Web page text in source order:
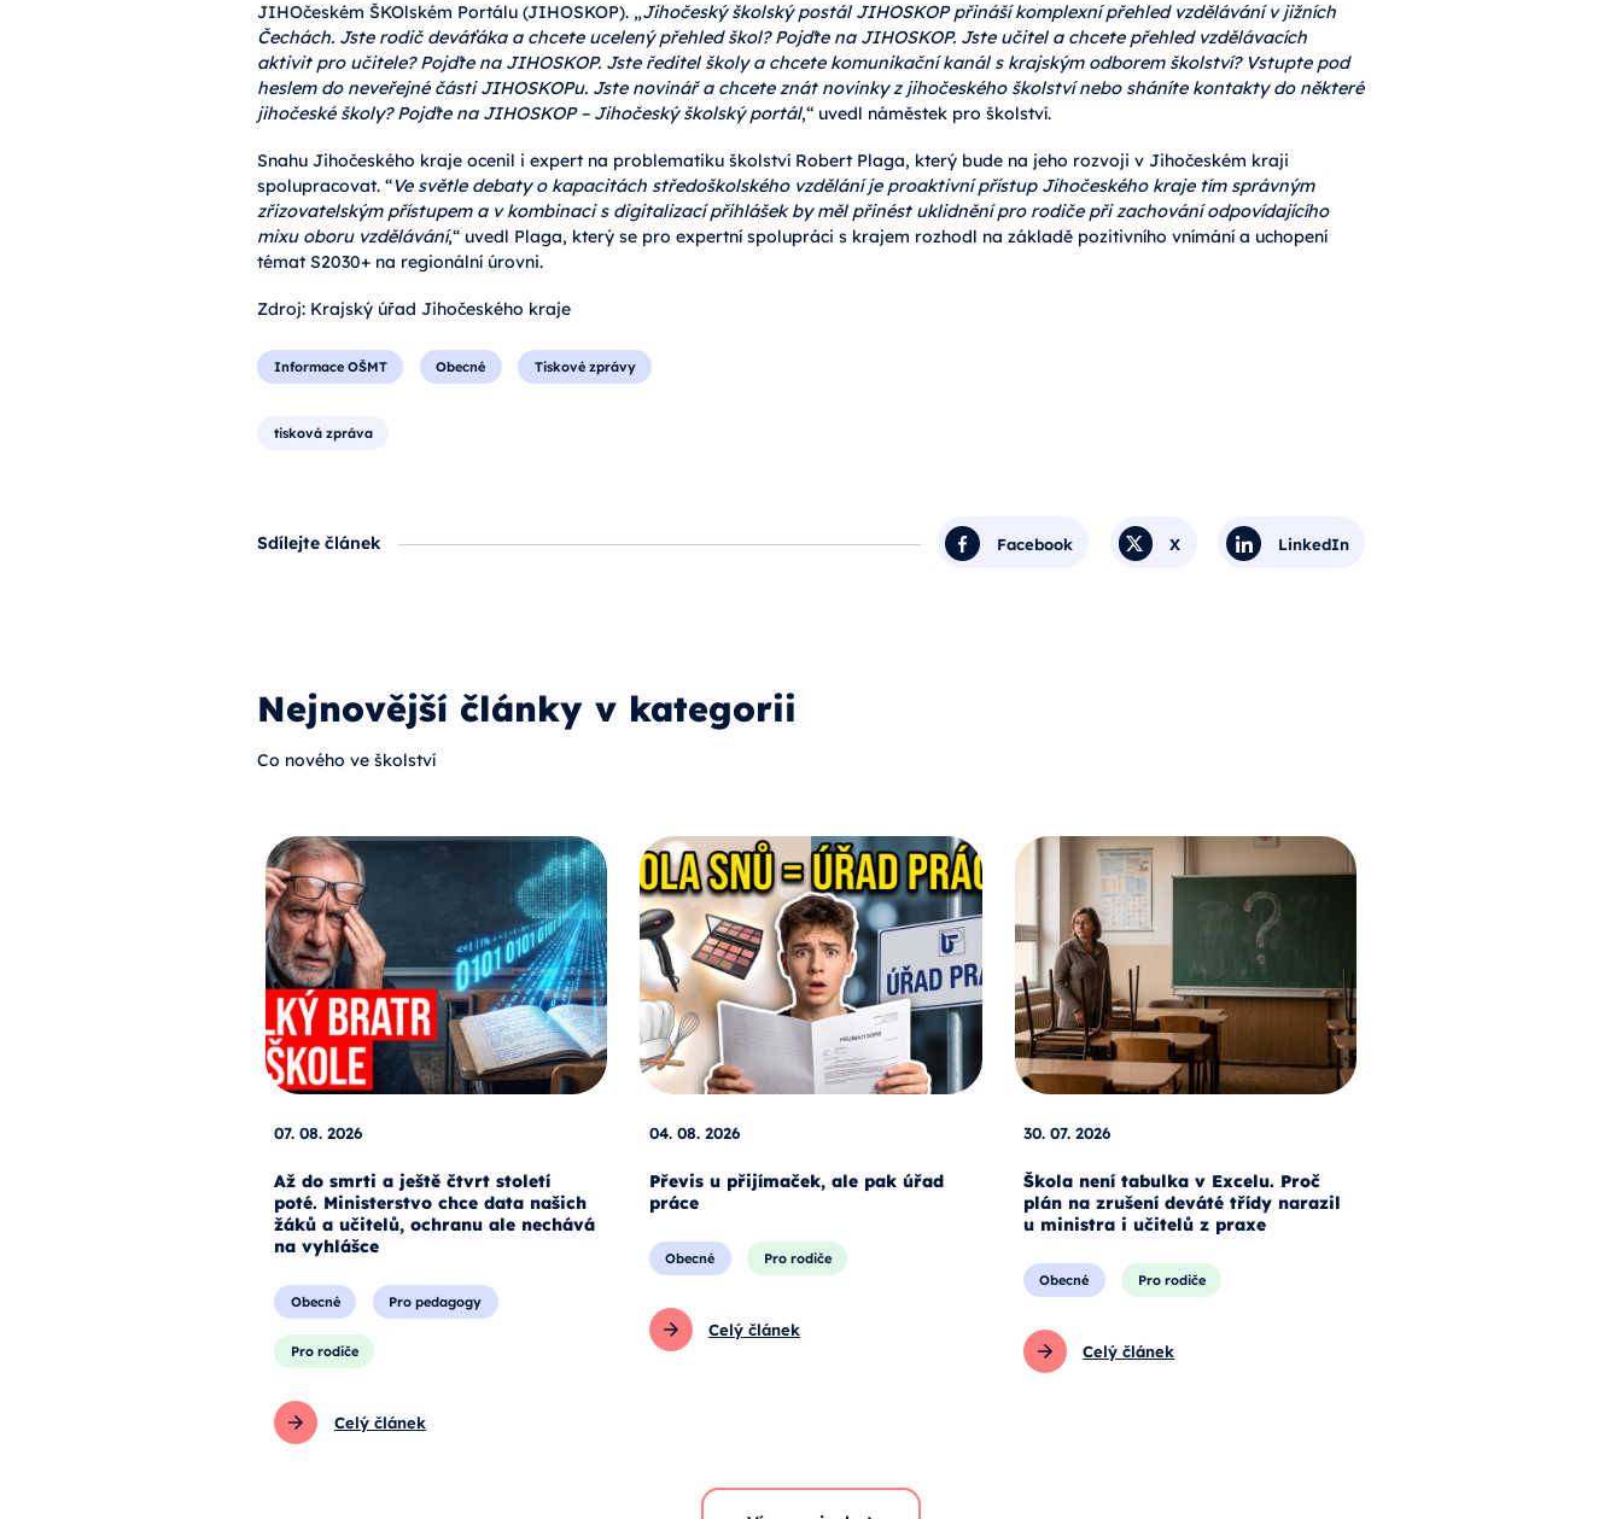
JIHOčeském ŠKOlském Portálu (JIHOSKOP). „Jihočeský školský postál JIHOSKOP přináší komplexní přehled vzdělávání v jižních
Čechách. Jste rodič deváťáka a chcete ucelený přehled škol? Pojďte na JIHOSKOP. Jste učitel a chcete přehled vzdělávacích
aktivit pro učitele? Pojďte na JIHOSKOP. Jste ředitel školy a chcete komunikační kanál s krajským odborem školství? Vstupte pod
heslem do neveřejné části JIHOSKOPu. Jste novinář a chcete znát novinky z jihočeského školství nebo sháníte kontakty do některé
jihočeské školy? Pojďte na JIHOSKOP – Jihočeský školský portál,“ uvedl náměstek pro školství.
Snahu Jihočeského kraje ocenil i expert na problematiku školství Robert Plaga, který bude na jeho rozvoji v Jihočeském kraji
spolupracovat. “Ve světle debaty o kapacitách středoškolského vzdělání je proaktivní přístup Jihočeského kraje tím správným
zřizovatelským přístupem a v kombinaci s digitalizací přihlášek by měl přinést uklidnění pro rodiče při zachování odpovídajícího
mixu oboru vzdělávání,“ uvedl Plaga, který se pro expertní spolupráci s krajem rozhodl na základě pozitivního vnímání a uchopení
témat S2030+ na regionální úrovni.
Zdroj: Krajský úřad Jihočeského kraje
Informace OŠMT Obecné Tiskové zprávy
tisková zpráva
Sdílejte článek Facebook X LinkedIn
Nejnovější články v kategorii
Co nového ve školství
07. 08. 2026
Až do smrti a ještě čtvrt století
poté. Ministerstvo chce data našich
žáků a učitelů, ochranu ale nechává
na vyhlášce
Obecné Pro pedagogy
Pro rodiče
Celý článek
04. 08. 2026
Převis u přijímaček, ale pak úřad
práce
Obecné Pro rodiče
Celý článek
30. 07. 2026
Škola není tabulka v Excelu. Proč
plán na zrušení deváté třídy narazil
u ministra i učitelů z praxe
Obecné Pro rodiče
Celý článek